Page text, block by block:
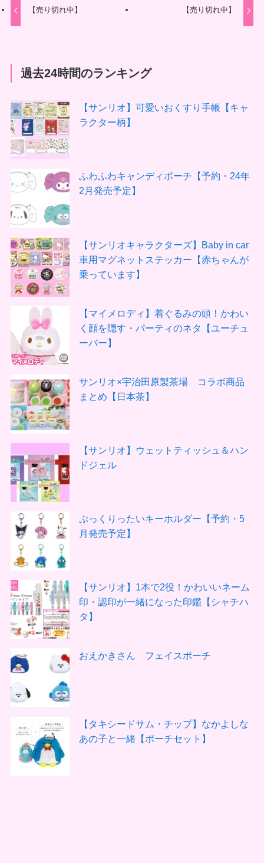
【売り切れ中】 【売り切れ中】
過去24時間のランキング
【サンリオ】可愛いおくすり手帳【キャ
ラクター柄】
ふわふわキャンディポーチ【予約・24年
2月発売予定】
【サンリオキャラクターズ】Baby in car
車用マグネットステッカー【赤ちゃんが
乗っています】
【マイメロディ】着ぐるみの頭！かわい
く顔を隠す・パーティのネタ【ユーチュ
ーバー】
サンリオ×宇治田原製茶場 コラボ商品
まとめ【日本茶】
【サンリオ】ウェットティッシュ＆ハン
ドジェル
ぷっくりったいキーホルダー【予約・5
月発売予定】
【サンリオ】1本で2役！かわいいネーム
印・認印が一緒になった印鑑【シャチハ
タ】
おえかきさん フェイスポーチ
【タキシードサム・チップ】なかよしな
あの子と一緒【ポーチセット】